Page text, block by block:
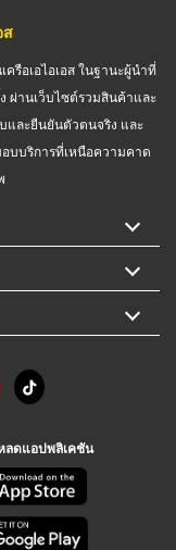
ส
รือเอไอเอส ในฐานะผู้นำที่
ผ่านเว็บไซต์รวมสินค้าและ
และยืนยันตัวตนจริง และ
บบริการที่เหนือความคาด
ลดแอปพลิเคชัน